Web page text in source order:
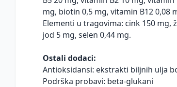
mg, biotin 0,5 mg, vitamin B12 0,08
Elementi u tragovima: cink 150 mg,
jod 5 mg, selen 0,44 mg.
Ostali dodaci:
Antioksidansi: ekstrakti biljnih ulja
Podrška probavi: beta-glukani